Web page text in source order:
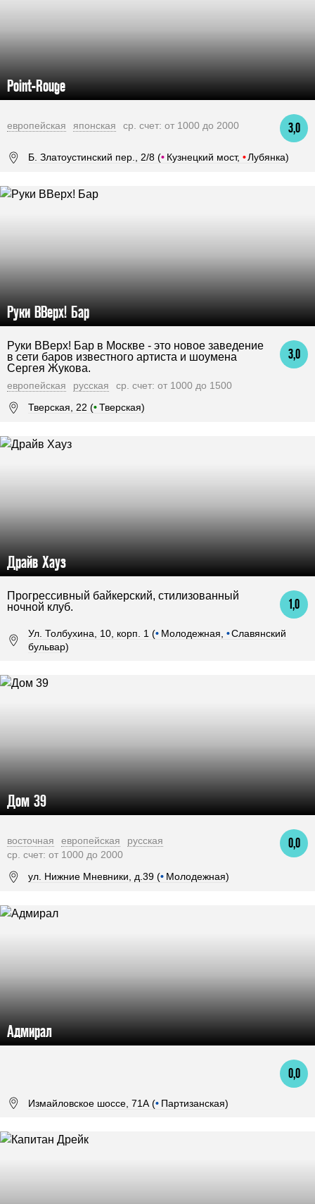
Point-Rouge
3,0
европейская японская ср. счет: от 1000 до 2000
Б. Златоустинский пер., 2/8 (• Кузнецкий мост, •Лубянка)
Руки ВВерх! Бар
3,0
Руки ВВерх! Бар в Москве - это новое заведение
в сети баров известного артиста и шоумена
Сергея Жукова.
европейская русская
ср. счет: от 1000 до 1500
Тверская, 22 (•Тверская)
Драйв Хауз
1,0
Прогрессивный байкерский, стилизованный
ночной клуб.
Ул. Толбухина, 10, корп. 1 (• Молодежная, •Славянский
бульвар)
Дом 39
0,0
восточная европейская
русская
ср. счет: от 1000 до 2000
ул. Нижние Мневники, д.39 (• Молодежная)
Адмирал
0,0
Измайловское шоссе, 71А (• Партизанская)